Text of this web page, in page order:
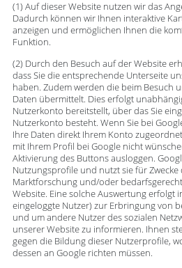
(1) Auf dieser Website nutzen wir das
Dadurch können wir Ihnen interaktive
anzeigen und ermöglichen Ihnen die
Funktion.
(2) Durch den Besuch auf der Website
dass Sie die entsprechende Unterseite
haben. Zudem werden die beim Besuch
Daten übermittelt. Dies erfolgt
Nutzerkonto bereitstellt, über das Sie
Nutzerkonto besteht. Wenn Sie bei
Ihre Daten direkt Ihrem Konto
mit Ihrem Profil bei Google nicht
Aktivierung des Buttons ausloggen.
Nutzungsprofile und nutzt sie für Zwecke
Marktforschung und/oder
Website. Eine solche Auswertung erfolgt
eingeloggte Nutzer) zur Erbringung von
und um andere Nutzer des sozialen
unserer Website zu informieren. Ihnen
gegen die Bildung dieser Nutzerprofile,
dessen an Google richten müssen.